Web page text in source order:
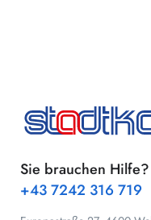
Sie brauchen
+43 7242 316 719